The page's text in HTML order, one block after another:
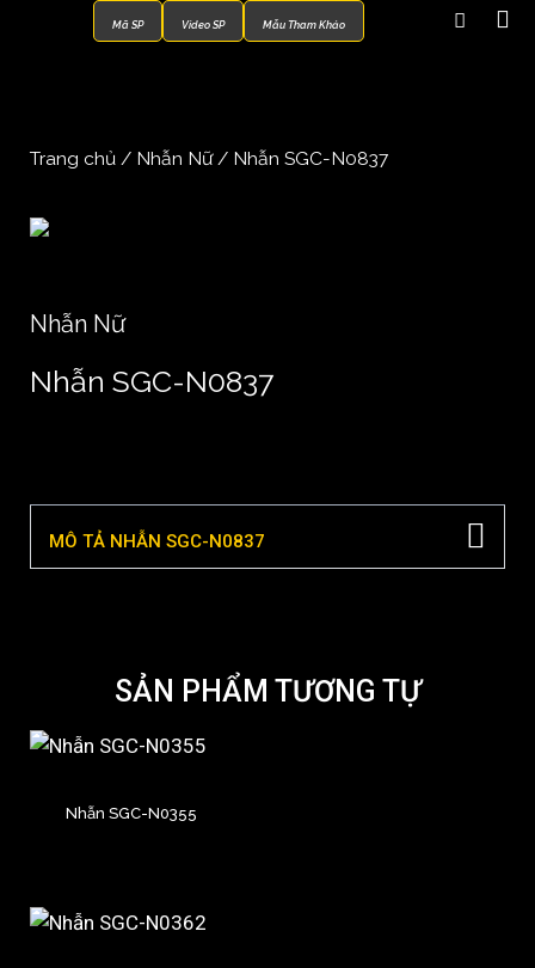
Mã SP Video SP Mẫu Tham Khảo
Trang chủ / Nhẫn Nữ/ Nhẫn SGC-N0837
Nhẫn Nữ
Nhẫn SGC-N0837
MÔ TẢ NHẪN SGC-N0837
SẢN PHẨM TƯƠNG TỰ
Nhẫn SGC-N0355